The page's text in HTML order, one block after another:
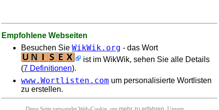
Empfohlene Webseiten
Besuchen Sie WikWik.org - das Wort
ist im WikWik, sehen Sie alle Details
(7 Definitionen).
www.Wortlisten.com um personalisierte Wortlisten
zu erstellen.